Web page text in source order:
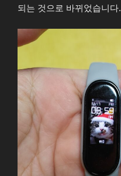
되는 것으로 바뀌었습니다.